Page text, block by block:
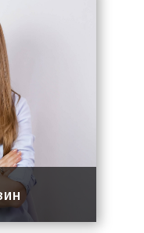
інтернет-
сайтами
США,